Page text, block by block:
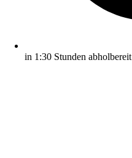
in 1:30 Stunden abholbereit